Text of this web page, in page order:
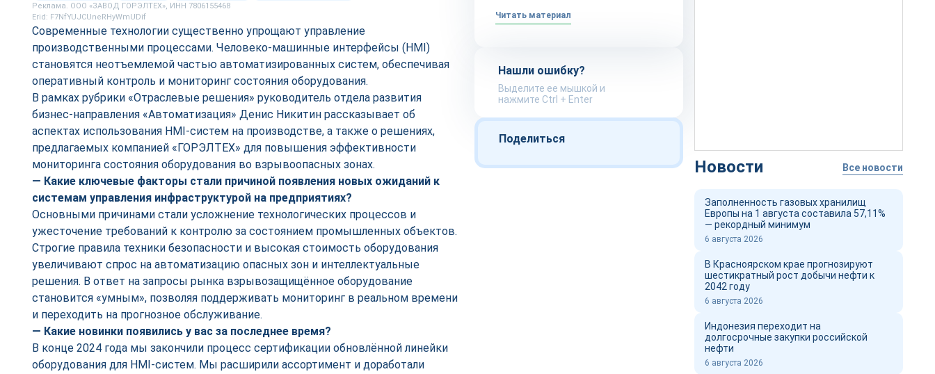
Реклама. ООО «ЗАВОД ГОРЭЛТЕХ», ИНН 7806155468
Erid: F7NfYUJCUneRHyWmUDif
Современные технологии существенно упрощают управление
производственными процессами. Человеко-машинные интерфейсы (HMI)
становятся неотъемлемой частью автоматизированных систем, обеспечивая
оперативный контроль и мониторинг состояния оборудования.
В рамках рубрики «Отраслевые решения» руководитель отдела развития
бизнес-направления «Автоматизация» Денис Никитин рассказывает об
аспектах использования HMI-систем на производстве, а также о решениях,
предлагаемых компанией «ГОРЭЛТЕХ» для повышения эффективности
мониторинга состояния оборудования во взрывоопасных зонах.
— Какие ключевые факторы стали причиной появления новых ожиданий к
системам управления инфраструктурой на предприятиях?
Основными причинами стали усложнение технологических процессов и
ужесточение требований к контролю за состоянием промышленных объектов.
Строгие правила техники безопасности и высокая стоимость оборудования
увеличивают спрос на автоматизацию опасных зон и интеллектуальные
решения. В ответ на запросы рынка взрывозащищённое оборудование
становится «умным», позволяя поддерживать мониторинг в реальном времени
и переходить на прогнозное обслуживание.
— Какие новинки появились у вас за последнее время?
В конце 2024 года мы закончили процесс сертификации обновлённой линейки
оборудования для HMI-систем. Мы расширили ассортимент и доработали
Читать материал
Нашли ошибку?
Выделите ее мышкой и
нажмите Ctrl + Enter
Поделиться
Новости Все новости
Заполненность газовых хранилищ
Европы на 1 августа составила 57,11%
— рекордный минимум
6 августа 2026
В Красноярском крае прогнозируют
шестикратный рост добычи нефти к
2042 году
6 августа 2026
Индонезия переходит на
долгосрочные закупки российской
нефти
6 августа 2026